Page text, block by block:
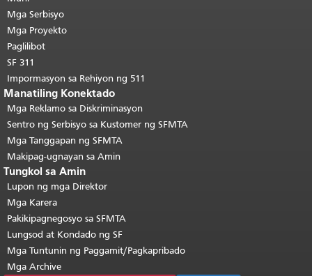
pahinang ito ay nauulit sa bawat
pahina.Bumalik sa tuktok ng
pangunahing nilalaman
Mga Serbisyo
Mga Proyekto
Paglilibot
SF 311
Impormasyon sa Rehiyon ng 511
Manatiling Konektado
Mga Reklamo sa Diskriminasyon
Sentro ng Serbisyo sa Kustomer ng SFMTA
Mga Tanggapan ng SFMTA
Makipag-ugnayan sa Amin
Tungkol sa Amin
Lupon ng mga Direktor
Mga Karera
Pakikipagnegosyo sa SFMTA
Lungsod at Kondado ng SF
Mga Tuntunin ng Paggamit/Pagkapribado
Mga Archive